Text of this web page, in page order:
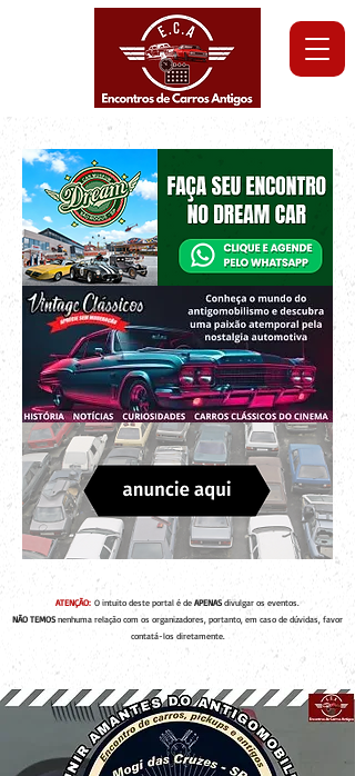
ATENÇÃO: O intuito deste portal é de APENAS divulgar os eventos.
NÃO TEMOS nenhuma relação com os organizadores, portanto, em caso de dúvidas, favor
contatá-los diretamente.